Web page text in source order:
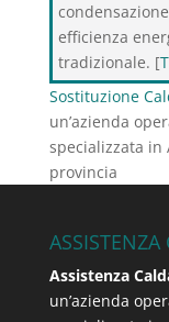
efficienza
tradizionale. [
Sostituzione
un’azienda
specializzata in
provincia
Assistenza
un’azienda